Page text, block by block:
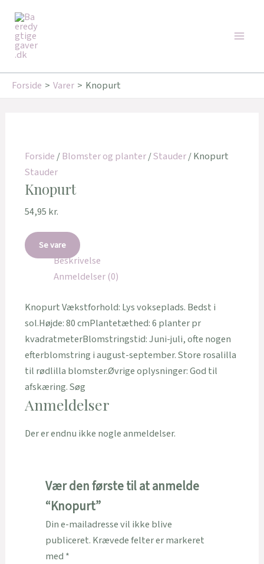
indholdet
Forside Varer Knopurt
Forside/Blomster og planter/Stauder/ Knopurt
Stauder
Knopurt
54,95 kr.
Se vare
Beskrivelse
Anmeldelser (0)
Knopurt Vækstforhold: Lys vokseplads. Bedst i
sol.Højde: 80 cmPlantetæthed: 6 planter pr
kvadratmeterBlomstringstid: Juni-juli, ofte nogen
efterblomstring i august-september. Store rosalilla
til rødlilla blomster.Øvrige oplysninger: God til
afskæring. Søg
Anmeldelser
Der er endnu ikke nogle anmeldelser.
Vær den første til at anmelde
“Knopurt”
Din e-mailadresse vil ikke blive
publiceret. Krævede felter er markeret
med *